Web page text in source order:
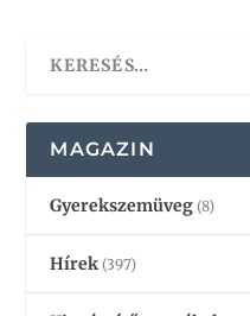
MAGAZIN
Gyerekszemüveg (8)
Hírek (397)